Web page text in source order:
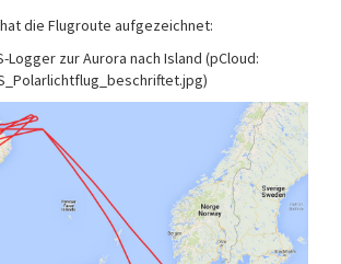
die Flugroute aufgezeichnet:
Logger zur Aurora nach Island (pCloud: